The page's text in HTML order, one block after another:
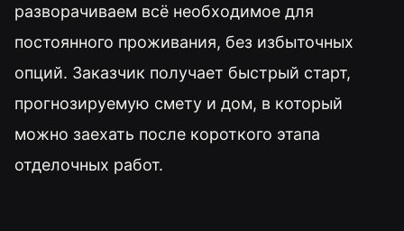
разворачиваем всё необходимое для
постоянного проживания, без избыточных
опций. Заказчик получает быстрый старт,
прогнозируемую смету и дом, в который
можно заехать после короткого этапа
отделочных работ.